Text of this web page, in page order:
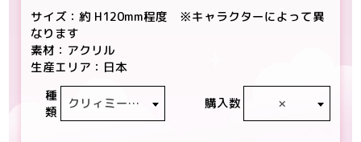
サイズ：約 H120mm程度 ※キャラクターによって異
なります
素材：アクリル
生産エリア：日本
種
類
クリィミーマミ 購入数 ×